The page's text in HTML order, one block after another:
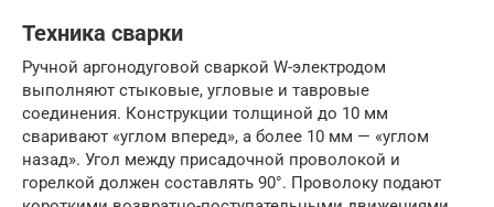
Техника сварки
Ручной аргонодуговой сваркой W-электродом
выполняют стыковые, угловые и тавровые
соединения. Конструкции толщиной до 10 мм
сваривают «углом вперед», а более 10 мм — «углом
назад». Угол между присадочной проволокой и
горелкой должен составлять 90°. Проволоку подают